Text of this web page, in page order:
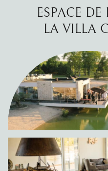
​ESPACE DE
LA VILLA